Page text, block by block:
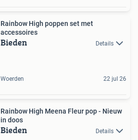
Rainbow High poppen set met
accessoires
Bieden Details
Woerden 22 jul 26
Rainbow High Meena Fleur pop - Nieuw
in doos
Bieden Details